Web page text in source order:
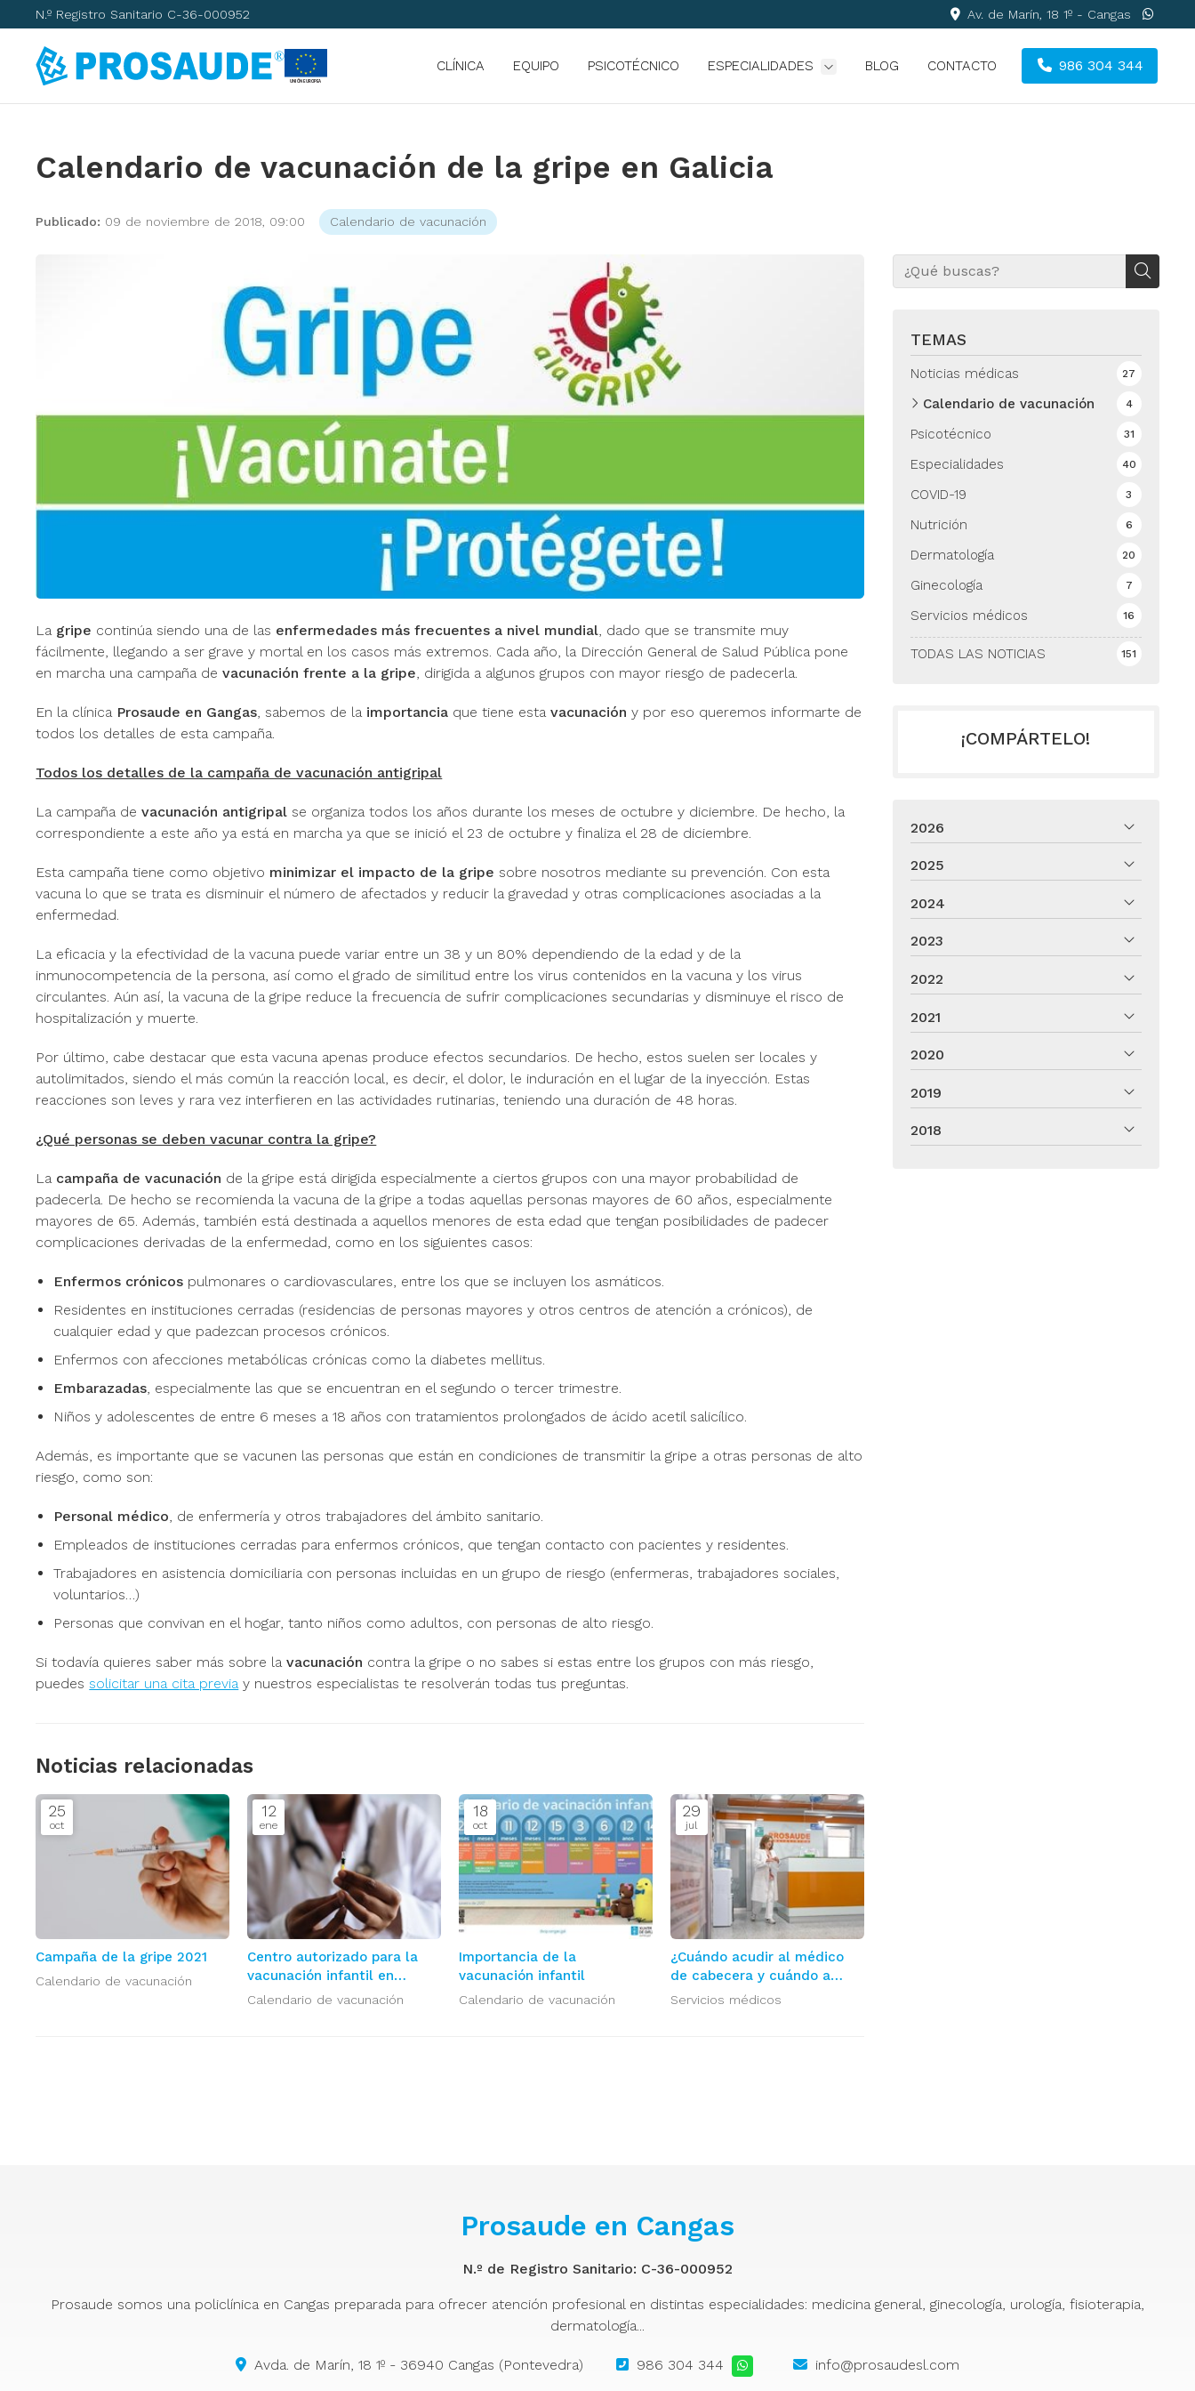
N.º Registro Sanitario C-36-000952 Av. de Marín, 18 1º - Cangas
CLÍNICA EQUIPO PSICOTÉCNICO ESPECIALIDADES BLOG CONTACTO 986 304 344
Calendario de vacunación de la gripe en Galicia
Publicado: 09 de noviembre de 2018, 09:00 Calendario de vacunación
TEMAS
TODAS LAS NOTICIAS 151
Noticias médicas 27
Calendario de vacunación 4
Psicotécnico 31
Especialidades 40
COVID-19 3
Nutrición 6
Dermatología 20
Ginecología 7
Servicios médicos 16
La gripe continúa siendo una de las enfermedades más frecuentes a nivel mundial, dado que se transmite muy
fácilmente, llegando a ser grave y mortal en los casos más extremos. Cada año, la Dirección General de Salud Pública pone
en marcha una campaña devacunación frente a la gripe, dirigida a algunos grupos con mayor riesgo de padecerla.
En la clínica Prosaude en Gangas, sabemos de la importancia que tiene estavacunación y por eso queremos informarte de
todos los detalles de esta campaña.
Todos los detalles de la campaña de vacunación antigripal
La campaña devacunación antigripal se organiza todos los años durante los meses de octubre y diciembre. De hecho, la
correspondiente a este año ya está en marcha ya que se inició el 23 de octubre y finaliza el 28 de diciembre.
Esta campaña tiene como objetivo minimizar el impacto de la gripe sobre nosotros mediante su prevención. Con esta
vacuna lo que se trata es disminuir el número de afectados y reducir la gravedad y otras complicaciones asociadas a la
enfermedad.
La eficacia y la efectividad de la vacuna puede variar entre un 38 y un 80% dependiendo de la edad y de la
inmunocompetencia de la persona, así como el grado de similitud entre los virus contenidos en la vacuna y los virus
circulantes. Aún así, la vacuna de la gripe reduce la frecuencia de sufrir complicaciones secundarias y disminuye el risco de
hospitalización y muerte.
Por último, cabe destacar que esta vacuna apenas produce efectos secundarios. De hecho, estos suelen ser locales y
autolimitados, siendo el más común la reacción local, es decir, el dolor, le induración en el lugar de la inyección. Estas
reacciones son leves y rara vez interfieren en las actividades rutinarias, teniendo una duración de 48 horas.
¿Qué personas se deben vacunar contra la gripe?
La campaña de vacunación de la gripe está dirigida especialmente a ciertos grupos con una mayor probabilidad de
padecerla. De hecho se recomienda la vacuna de la gripe a todas aquellas personas mayores de 60 años, especialmente
mayores de 65. Además, también está destinada a aquellos menores de esta edad que tengan posibilidades de padecer
complicaciones derivadas de la enfermedad, como en los siguientes casos:
Enfermos crónicos pulmonares o cardiovasculares, entre los que se incluyen los asmáticos.
Residentes en instituciones cerradas (residencias de personas mayores y otros centros de atención a crónicos), de
cualquier edad y que padezcan procesos crónicos.
Enfermos con afecciones metabólicas crónicas como la diabetes mellitus.
Embarazadas, especialmente las que se encuentran en el segundo o tercer trimestre.
Niños y adolescentes de entre 6 meses a 18 años con tratamientos prolongados de ácido acetil salicílico.
Además, es importante que se vacunen las personas que están en condiciones de transmitir la gripe a otras personas de alto
riesgo, como son:
Personal médico, de enfermería y otros trabajadores del ámbito sanitario.
Empleados de instituciones cerradas para enfermos crónicos, que tengan contacto con pacientes y residentes.
Trabajadores en asistencia domiciliaria con personas incluidas en un grupo de riesgo (enfermeras, trabajadores sociales,
voluntarios…)
Personas que convivan en el hogar, tanto niños como adultos, con personas de alto riesgo.
Si todavía quieres saber más sobre lavacunación contra la gripe o no sabes si estas entre los grupos con más riesgo,
puedes solicitar una cita previay nuestros especialistas te resolverán todas tus preguntas.
Noticias relacionadas
25
oct
Campaña de la gripe 2021
Calendario de vacunación
12
ene
Centro autorizado para la
vacunación infantil en
Cangas
Calendario de vacunación
18
oct
Importancia de la
vacunación infantil
Calendario de vacunación
29
jul
¿Cuándo acudir al médico
de cabecera y cuándo a
urgencias?
Servicios médicos
¡COMPÁRTELO!
2026
2025
2024
2023
2022
2021
2020
2019
2018
Prosaude en Cangas
N.º de Registro Sanitario: C-36-000952
Prosaude somos una policlínica en Cangas preparada para ofrecer atención profesional en distintas especialidades: medicina general, ginecología, urología, fisioterapia,
dermatología...
Avda. de Marín, 18 1º - 36940 Cangas (Pontevedra) 986 304 344 info@prosaudesl.com